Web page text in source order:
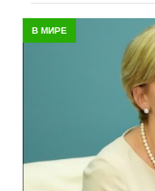
В МИРЕ